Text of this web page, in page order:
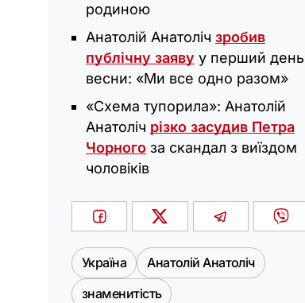
родиною
Анатолій Анатоліч зробив
публічну заяву у перший день
весни: «‎Ми все одно разом»
«Схема тупорила»: Анатолій
Анатоліч різко засудив Петра
Чорного за скандал з виїздом
чоловіків
Україна
Анатолій Анатоліч
знаменитість